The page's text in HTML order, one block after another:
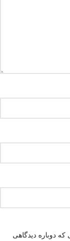
دوباره دیدگاهی